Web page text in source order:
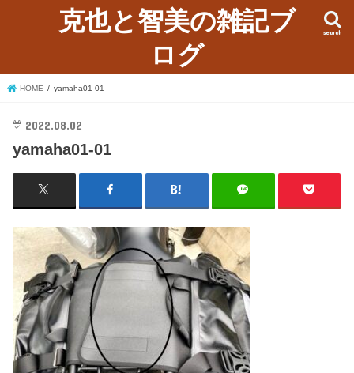
克也と智美の雑記ブ
ログ
search
HOME yamaha01-01
2022.08.02
yamaha01-01